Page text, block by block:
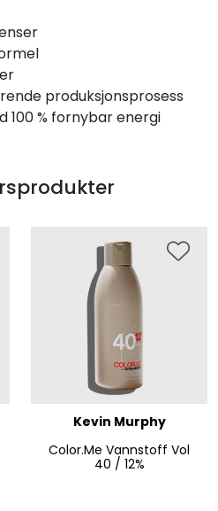
produksjonsprosess
% fornybar energi
Kevin Murphy
Color.Me Vannstoff Vol
40 / 12%